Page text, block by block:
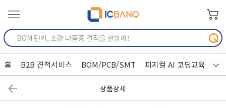
홈 B2B 견적서비스 BOM/PCB/SMT 피지컬 AI 코딩교육
상품상세